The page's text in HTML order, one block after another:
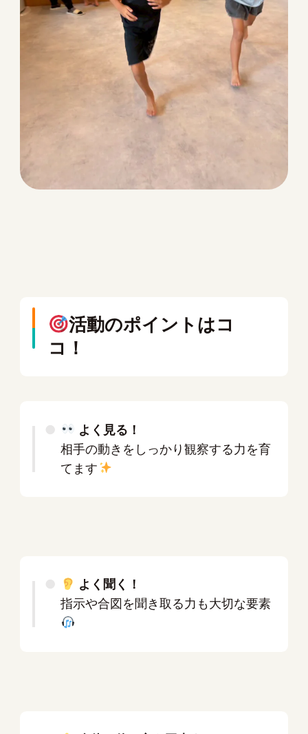
活動のポイントはコ
コ！
よく見る！
相手の動きをしっかり観察する力を育
てます
よく聞く！
指示や合図を聞き取る力も大切な要素